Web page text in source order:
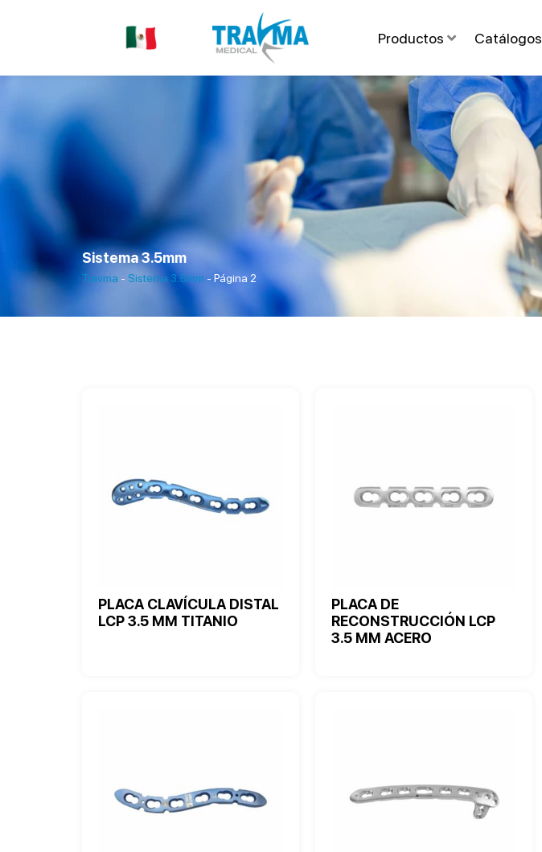
Productos Catálogos
Sistema 3.5mm
Travma - Sistema 3.5mm - Página 2
PLACA CLAVÍCULA DISTAL
LCP 3.5 MM TITANIO
PLACA DE
RECONSTRUCCIÓN LCP
3.5 MM ACERO